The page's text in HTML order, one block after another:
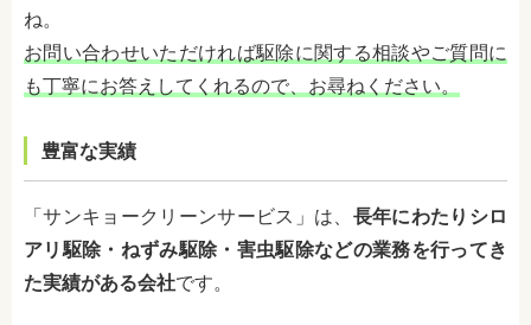
ね。
お問い合わせいただければ駆除に関する相談やご質問に
も丁寧にお答えしてくれるので、お尋ねください。
豊富な実績
「サンキョークリーンサービス」は、 長年にわたりシロ
アリ駆除・ねずみ駆除・害虫駆除などの業務を行ってき
た実績がある会社です。